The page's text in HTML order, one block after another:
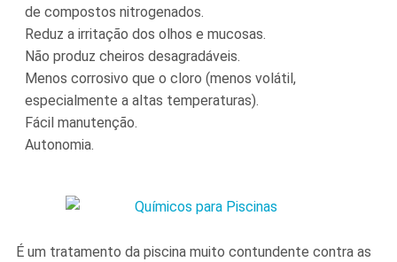
de compostos nitrogenados.
Reduz a irritação dos olhos e mucosas.
Não produz cheiros desagradáveis.
Menos corrosivo que o cloro (menos volátil,
especialmente a altas temperaturas).
Fácil manutenção.
Autonomia.
É um tratamento da piscina muito contundente contra as